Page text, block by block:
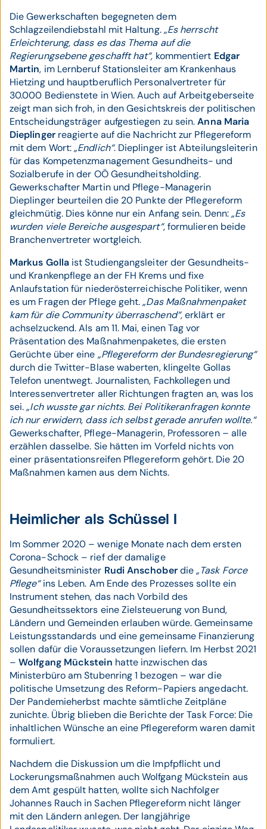
Die Gewerkschaften begegneten dem
Schlagzeilendiebstahl mit Haltung.„Es herrscht
Erleichterung, dass es das Thema auf die
Regierungsebene geschafft hat“, kommentiert Edgar
Martin, im Lernberuf Stationsleiter am Krankenhaus
Hietzing und hauptberuflich Personalvertreter für
30.000 Bedienstete in Wien. Auch auf Arbeitgeberseite
zeigt man sich froh, in den Gesichtskreis der politischen
Entscheidungsträger aufgestiegen zu sein.Anna Maria
Dieplingerreagierte auf die Nachricht zur Pflegereform
mit dem Wort:„Endlich“. Dieplinger ist Abteilungsleiterin
für das Kompetenzmanagement Gesundheits- und
Sozialberufe in der OÖ Gesundheitsholding.
Gewerkschafter Martin und Pflege-Managerin
Dieplinger beurteilen die 20 Punkte der Pflegereform
gleichmütig. Dies könne nur ein Anfang sein. Denn:„Es
wurden viele Bereiche ausgespart“, formulieren beide
Branchenvertreter wortgleich.
Markus Golla ist Studiengangsleiter der Gesundheits-
und Krankenpflege an der FH Krems und fixe
Anlaufstation für niederösterreichische Politiker, wenn
es um Fragen der Pflege geht.„Das Maßnahmenpaket
kam für die Community überraschend“,erklärt er
achselzuckend. Als am 11. Mai, einen Tag vor
Präsentation des Maßnahmenpaketes, die ersten
Gerüchte über eine „Pflegereform der Bundesregierung“
durch die Twitter-Blase waberten, klingelte Gollas
Telefon unentwegt. Journalisten, Fachkollegen und
Interessenvertreter aller Richtungen fragten an, was los
sei.„Ich wusste gar nichts. Bei Politikeranfragen konnte
ich nur erwidern, dass ich selbst gerade anrufen wollte.“
Gewerkschafter, Pflege-Managerin, Professoren – alle
erzählen dasselbe. Sie hätten im Vorfeld nichts von
einer präsentationsreifen Pflegereform gehört. Die 20
Maßnahmen kamen aus dem Nichts.
Heimlicher als Schüssel I
Im Sommer 2020 – wenige Monate nach dem ersten
Corona-Schock – rief der damalige
Gesundheitsminister Rudi Anschoberdie„Task Force
Pflege“ins Leben. Am Ende des Prozesses sollte ein
Instrument stehen, das nach Vorbild des
Gesundheitssektors eine Zielsteuerung von Bund,
Ländern und Gemeinden erlauben würde. Gemeinsame
Leistungsstandards und eine gemeinsame Finanzierung
sollen dafür die Voraussetzungen liefern. Im Herbst 2021
–Wolfgang Mückstein hatte inzwischen das
Ministerbüro am Stubenring 1 bezogen – war die
politische Umsetzung des Reform-Papiers angedacht.
Der Pandemieherbst machte sämtliche Zeitpläne
zunichte. Übrig blieben die Berichte der Task Force: Die
inhaltlichen Wünsche an eine Pflegereform waren damit
formuliert.
Nachdem die Diskussion um die Impfpflicht und
Lockerungsmaßnahmen auch Wolfgang Mückstein aus
dem Amt gespült hatten, wollte sich Nachfolger
Johannes Rauch in Sachen Pflegereform nicht länger
mit den Ländern anlegen. Der langjährige